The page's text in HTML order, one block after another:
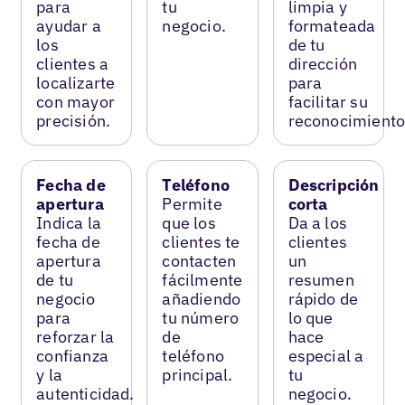
para
ayudar a
los
clientes a
localizarte
con mayor
precisión.
tu
negocio.
limpia y
formateada
de tu
dirección
para
facilitar su
Fecha de
apertura
Indica la
fecha de
apertura
de tu
negocio
para
reforzar la
confianza
y la
autenticidad.
Teléfono
Permite
que los
clientes te
contacten
fácilmente
añadiendo
tu número
de
teléfono
principal.
Descripción
corta
Da a los
clientes
un
resumen
rápido de
lo que
hace
especial a
tu
negocio.